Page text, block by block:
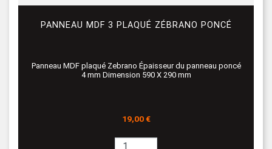
PANNEAU MDF 3 PLAQUÉ ZÉBRANO PONCÉ
Panneau MDF plaqué Zebrano Épaisseur du panneau poncé
4 mm Dimension 590 X 290 mm
Prix
19,00 €